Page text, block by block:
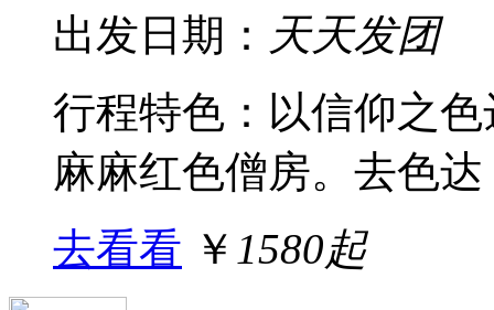
出发日期： 天天发团
行程特色： 以信仰之
麻麻红色僧房。去色
去看看 ￥ 1580起